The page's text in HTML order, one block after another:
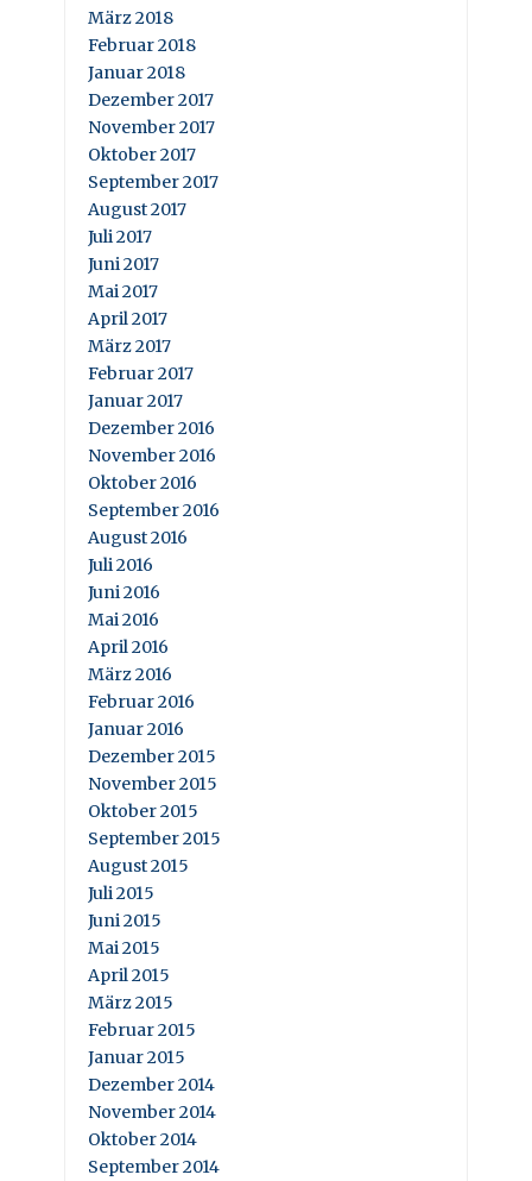
März 2018
Februar 2018
Januar 2018
Dezember 2017
November 2017
Oktober 2017
September 2017
August 2017
Juli 2017
Juni 2017
Mai 2017
April 2017
März 2017
Februar 2017
Januar 2017
Dezember 2016
November 2016
Oktober 2016
September 2016
August 2016
Juli 2016
Juni 2016
Mai 2016
April 2016
März 2016
Februar 2016
Januar 2016
Dezember 2015
November 2015
Oktober 2015
September 2015
August 2015
Juli 2015
Juni 2015
Mai 2015
April 2015
März 2015
Februar 2015
Januar 2015
Dezember 2014
November 2014
Oktober 2014
September 2014